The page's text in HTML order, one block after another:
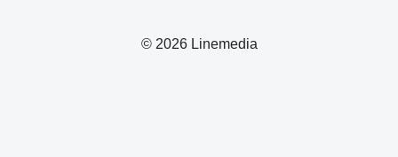
© 2026 Linemedia